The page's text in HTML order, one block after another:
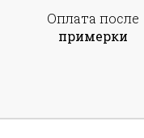
Оплата после
примерки